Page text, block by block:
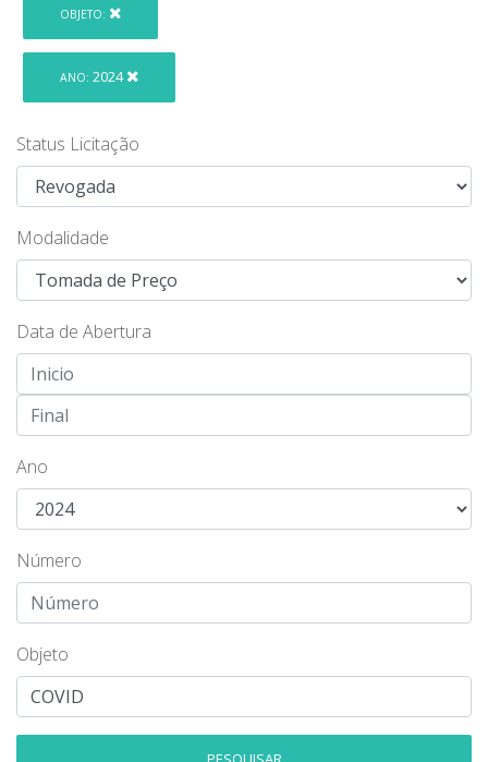
OBJETO:
ANO: 2024
Status Licitação
Modalidade
Data de Abertura
Ano
Número
Objeto